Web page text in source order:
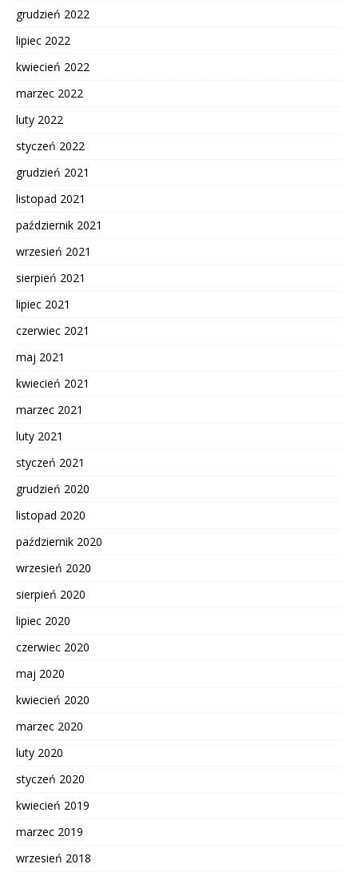
grudzień 2022
lipiec 2022
kwiecień 2022
marzec 2022
luty 2022
styczeń 2022
grudzień 2021
listopad 2021
październik 2021
wrzesień 2021
sierpień 2021
lipiec 2021
czerwiec 2021
maj 2021
kwiecień 2021
marzec 2021
luty 2021
styczeń 2021
grudzień 2020
listopad 2020
październik 2020
wrzesień 2020
sierpień 2020
lipiec 2020
czerwiec 2020
maj 2020
kwiecień 2020
marzec 2020
luty 2020
styczeń 2020
kwiecień 2019
marzec 2019
wrzesień 2018